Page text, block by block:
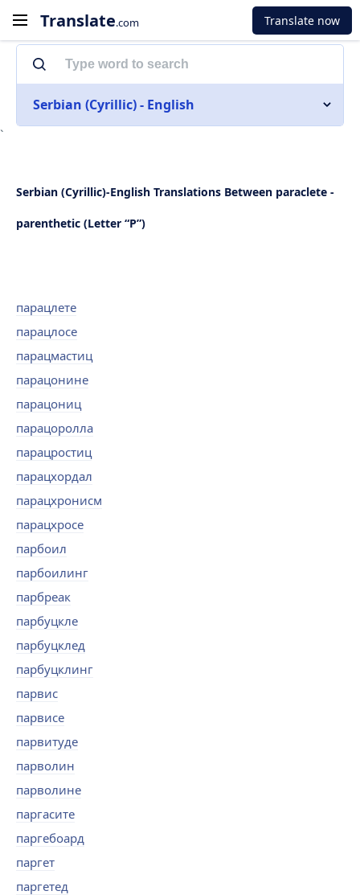
Translate.com Translate now
Serbian (Cyrillic) - English
`
Serbian (Cyrillic)-English Translations Between paraclete -
parenthetic (Letter “P”)
парацлете
парацлосе
парацмастиц
парацонине
парацониц
парацоролла
парацростиц
парацхордал
парацхронисм
парацхросе
парбоил
парбоилинг
парбреак
парбуцкле
парбуцклед
парбуцклинг
парвис
парвисе
парвитуде
парволин
парволине
паргасите
паргебоард
паргет
паргетед